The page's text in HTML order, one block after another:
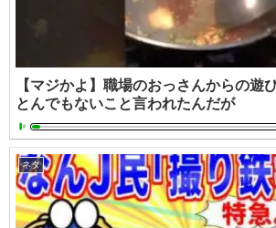
【マジかよ】職場のおっさんからの遊
とんでもないこと言われたんだが
ネタ